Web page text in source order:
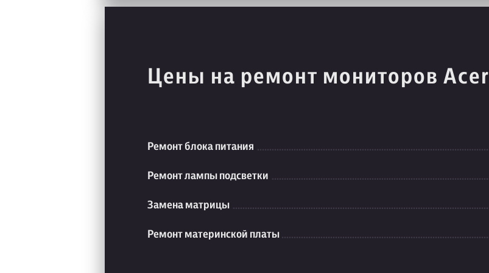
Цены на ремонт мониторов Acer
Ремонт блока питания
Ремонт лампы подсветки
Замена матрицы
Ремонт материнской платы